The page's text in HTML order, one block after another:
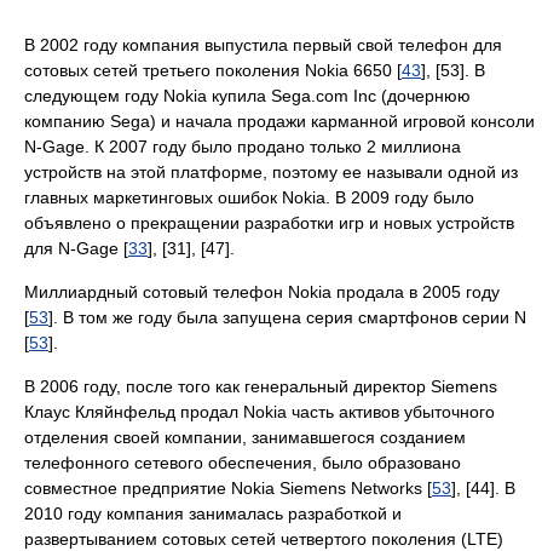
В 2002 году компания выпустила первый свой телефон для
сотовых сетей третьего поколения Nokia 6650 [43], [53]. В
следующем году Nokia купила Sega.com Inc (дочернюю
компанию Sega) и начала продажи карманной игровой консоли
N-Gage. К 2007 году было продано только 2 миллиона
устройств на этой платформе, поэтому ее называли одной из
главных маркетинговых ошибок Nokia. В 2009 году было
объявлено о прекращении разработки игр и новых устройств
для N-Gage [33], [31], [47].
Миллиардный сотовый телефон Nokia продала в 2005 году
[53]. В том же году была запущена серия смартфонов серии N
[53].
В 2006 году, после того как генеральный директор Siemens
Клаус Кляйнфельд продал Nokia часть активов убыточного
отделения своей компании, занимавшегося созданием
телефонного сетевого обеспечения, было образовано
совместное предприятие Nokia Siemens Networks [53], [44]. В
2010 году компания занималась разработкой и
развертыванием сотовых сетей четвертого поколения (LTE)